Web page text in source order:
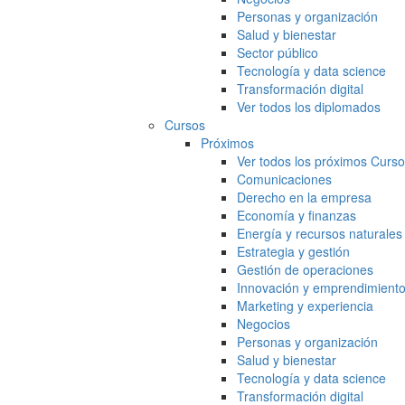
Personas y organización
Salud y bienestar
Sector público
Tecnología y data science
Transformación digital
Ver todos los diplomados
Cursos
Próximos
Ver todos los próximos
Comunicaciones
Derecho en la empresa
Economía y finanzas
Energía y recursos naturales
Estrategia y gestión
Gestión de operaciones
Innovación y emprendimiento
Marketing y experiencia
Negocios
Personas y organización
Salud y bienestar
Tecnología y data science
Transformación digital